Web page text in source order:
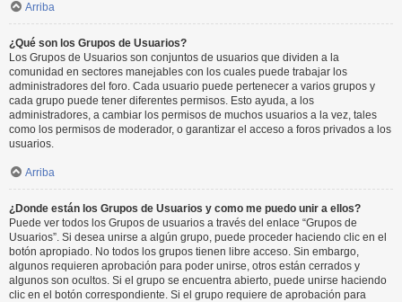
Arriba
¿Qué son los Grupos de Usuarios?
Los Grupos de Usuarios son conjuntos de usuarios que dividen a la
comunidad en sectores manejables con los cuales puede trabajar los
administradores del foro. Cada usuario puede pertenecer a varios grupos y
cada grupo puede tener diferentes permisos. Esto ayuda, a los
administradores, a cambiar los permisos de muchos usuarios a la vez, tales
como los permisos de moderador, o garantizar el acceso a foros privados a los
usuarios.
Arriba
¿Donde están los Grupos de Usuarios y como me puedo unir a ellos?
Puede ver todos los Grupos de usuarios a través del enlace “Grupos de
Usuarios”. Si desea unirse a algún grupo, puede proceder haciendo clic en el
botón apropiado. No todos los grupos tienen libre acceso. Sin embargo,
algunos requieren aprobación para poder unirse, otros están cerrados y
algunos son ocultos. Si el grupo se encuentra abierto, puede unirse haciendo
clic en el botón correspondiente. Si el grupo requiere de aprobación para